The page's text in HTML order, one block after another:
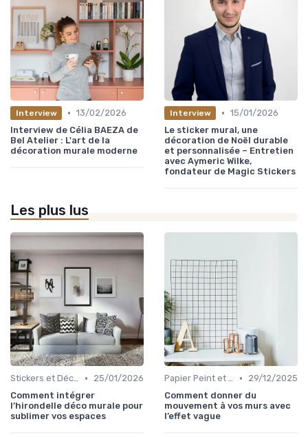
Interview • 13/02/2026
Interview de Célia BAEZA de
Bel Atelier : L'art de la
décoration murale moderne
Interview • 15/01/2026
Le sticker mural, une
décoration de Noël durable
et personnalisée – Entretien
avec Aymeric Wilke,
fondateur de Magic Stickers
Les plus lus
Stickers et Décalcomanies Muraux •
25/01/2026
Comment intégrer
l’hirondelle déco murale pour
sublimer vos espaces
Papier Peint et Revêtements Muraux •
29/12/2025
Comment donner du
mouvement à vos murs avec
l’effet vague